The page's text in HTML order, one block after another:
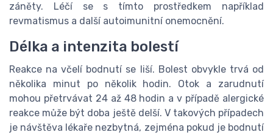
záněty. Léčí se s tímto prostředkem například
revmatismus a další autoimunitní onemocnění.
Délka a intenzita bolestí
Reakce na včelí bodnutí se liší. Bolest obvykle trvá od
několika minut po několik hodin. Otok a zarudnutí
mohou přetrvávat 24 až 48 hodin a v případě alergické
reakce může být doba ještě delší. V takových případech
je návštěva lékaře nezbytná, zejména pokud je bodnutí